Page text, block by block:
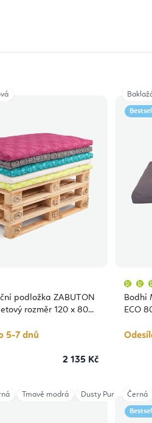
podložka ZABUTON
rozměr 120 x 80
5-7 dnů
2 135 Kč
Bodhi
ECO
modrá Zelená
Tmavě modrá Dusty Purple Černá